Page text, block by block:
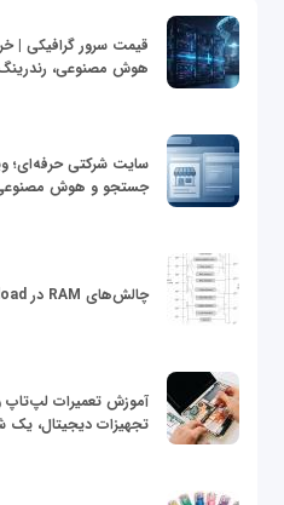
هوش مصنوعی،
سایت شرکتی حرفه‌ای؛
جستجو و هوش
چالش‌های RAM در Workloadهای محاسباتی HPC
آموزش تعمیرات لپ‌تاپ و
تجهیزات دیجیتال، یک